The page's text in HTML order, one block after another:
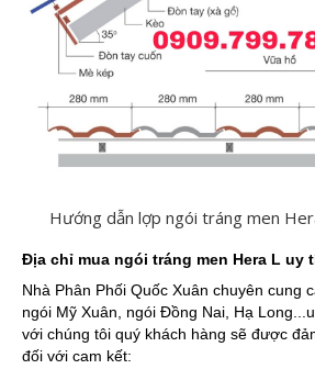
Hướng dẫn lợp ngói tráng men
Địa chỉ mua ngói tráng men Hera L uy
Nhà Phân Phối Quốc Xuân chuyên cung
ngói Mỹ Xuân, ngói Đồng Nai, Hạ
với chúng tôi quý khách hàng sẽ được
đối với cam kết: